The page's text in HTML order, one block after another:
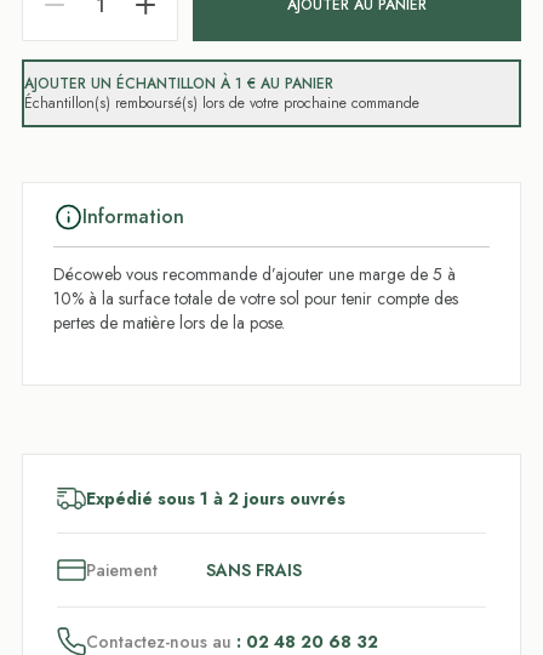
AJOUTER AU PANIER
AJOUTER UN ÉCHANTILLON À 1 € AU PANIER
Échantillon(s) remboursé(s) lors de votre prochaine commande
Information
Décoweb vous recommande d’ajouter une marge de 5 à
10% à la surface totale de votre sol pour tenir compte des
pertes de matière lors de la pose.
Expédié sous 1 à 2 jours ouvrés
Paiement SANS FRAIS
Contactez-nous au : 02 48 20 68 32